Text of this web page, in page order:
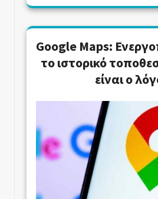
Google Maps:
το ιστορικό
είναι ο